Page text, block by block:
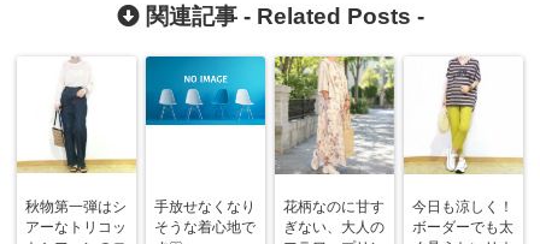
関連記事 - Related Posts -
秋物第一弾はシ
アーなトリコッ
手放せなくなり
そうな着心地で
花柄なのに甘す
ぎない、大人の
今日も涼しく！
ボーダーでも太